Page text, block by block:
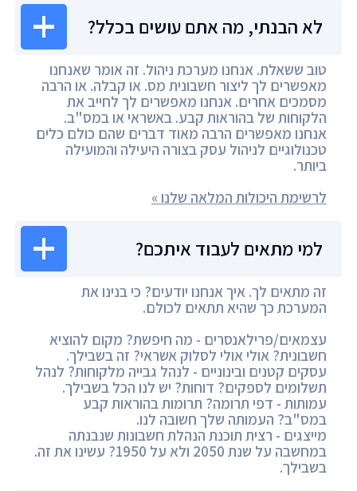
לא הבנתי, מה אתם עושים בכלל?
טוב ששאלת. אנחנו מערכת ניהול. זה אומר שאנחנו
מאפשרים לך ליצור חשבונית מס. או קבלה. או הרבה
מסמכים אחרים. אנחנו מאפשרים לך לחייב את
הלקוחות של בהוראות קבע. באשראי או במס"ב.
אנחנו מאפשרים הרבה מאוד דברים שהם כולם כלים
טכנולוגיים לניהול עסק בצורה היעילה והמועילה
ביותר.
לרשימת היכולות המלאה שלנו »
למי מתאים לעבוד איתכם?
זה מתאים לך. איך אנחנו יודעים? כי בנינו את
המערכת כך שהיא תתאים לכולם.
עצמאים/פרילאנסרים - מה חיפשת? מקום להוציא
חשבונית? אולי אולי לסלוק אשראי? זה בשבילך.
עסקים קטנים ובינוניים - לנהל גבייה מלקוחות? לנהל
תשלומים לספקים? דוחות? יש לנו הכל בשבילך.
עמותות - דפי תרומה? תרומות בהוראות קבע
במס"ב? העמותה שלך חשובה לנו.
מייצגים - רצית תוכנת הנהלת חשבונות שנבנתה
במחשבה על שנת 2050 ולא על 1950? עשינו את זה.
בשבילך.